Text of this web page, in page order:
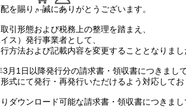
マイ
カート
を賜り、誠にありがとうございます。
引形態および税務上の整理を踏まえ、
ス）発行事業者として、
方法および記載内容を変更することとなりまし
3月1日以降発行分の請求書・領収書につきまし
式にて発行・再発行いただけるよう対応して
ダウンロード可能な請求書・領収書につきま